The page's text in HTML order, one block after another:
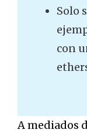
Solo
con
A mediados